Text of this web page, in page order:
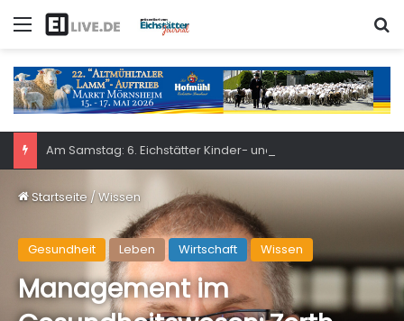
Menü
Startseite /Wissen
Gesundheit Leben Wirtschaft Wissen
Management im